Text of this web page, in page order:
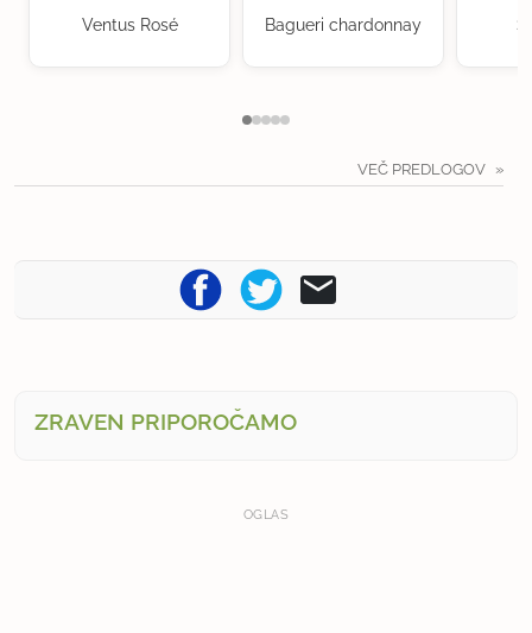
Ventus Rosé Bagueri chardonnay
VEČ PREDLOGOV
ZRAVEN PRIPOROČAMO
OGLAS